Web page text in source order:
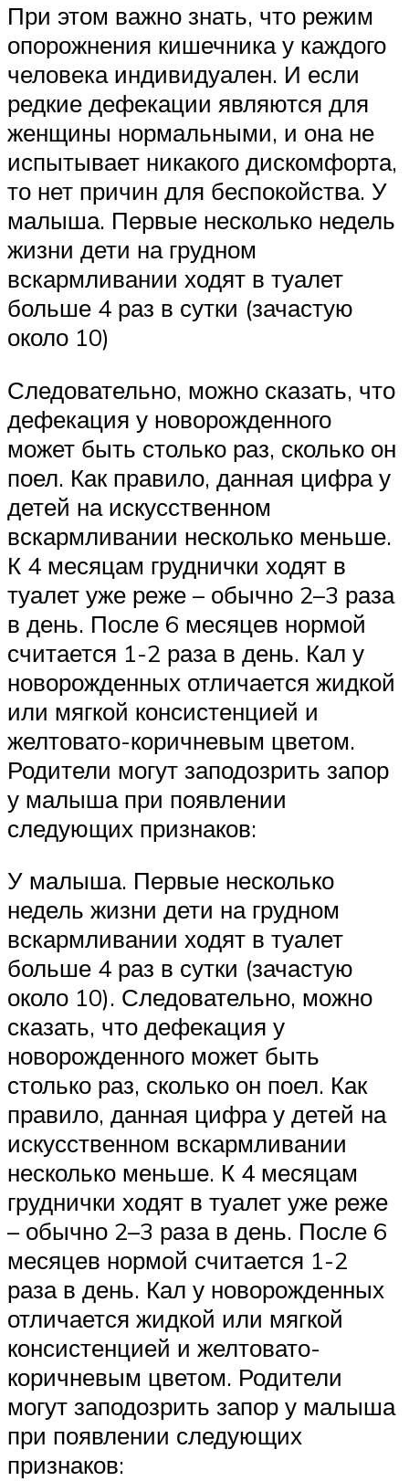
При этом важно знать, что режим
опорожнения кишечника у каждого
человека индивидуален. И если
редкие дефекации являются для
женщины нормальными, и она не
испытывает никакого дискомфорта,
то нет причин для беспокойства. У
малыша. Первые несколько недель
жизни дети на грудном
вскармливании ходят в туалет
больше 4 раз в сутки (зачастую
около 10)
Следовательно, можно сказать, что
дефекация у новорожденного
может быть столько раз, сколько он
поел. Как правило, данная цифра у
детей на искусственном
вскармливании несколько меньше.
К 4 месяцам груднички ходят в
туалет уже реже – обычно 2–3 раза
в день. После 6 месяцев нормой
считается 1-2 раза в день. Кал у
новорожденных отличается жидкой
или мягкой консистенцией и
желтовато-коричневым цветом.
Родители могут заподозрить запор
у малыша при появлении
следующих признаков:
У малыша. Первые несколько
недель жизни дети на грудном
вскармливании ходят в туалет
больше 4 раз в сутки (зачастую
около 10). Следовательно, можно
сказать, что дефекация у
новорожденного может быть
столько раз, сколько он поел. Как
правило, данная цифра у детей на
искусственном вскармливании
несколько меньше. К 4 месяцам
груднички ходят в туалет уже реже
– обычно 2–3 раза в день. После 6
месяцев нормой считается 1-2
раза в день. Кал у новорожденных
отличается жидкой или мягкой
консистенцией и желтовато-
коричневым цветом. Родители
могут заподозрить запор у малыша
при появлении следующих
признаков: